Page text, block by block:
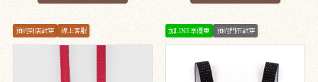
預約到店試穿 線上客服 加LINE享優惠 預約門市試穿